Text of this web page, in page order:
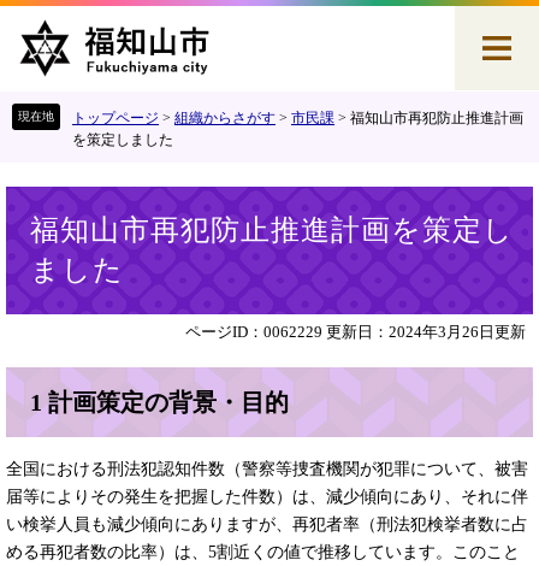
す
し
トップページ > 組織からさがす > 市民課 > 福知山市再犯防止推進計画
を策定しました
福知山市再犯防止推進計画を策定し
ました
ページID：0062229 更新日：2024年3月26日更新
1 計画策定の背景・目的
全国における刑法犯認知件数（警察等捜査機関が犯罪について、被害
届等によりその発生を把握した件数）は、減少傾向にあり、それに伴
い検挙人員も減少傾向にありますが、再犯者率（刑法犯検挙者数に占
める再犯者数の比率）は、5割近くの値で推移しています。このこと